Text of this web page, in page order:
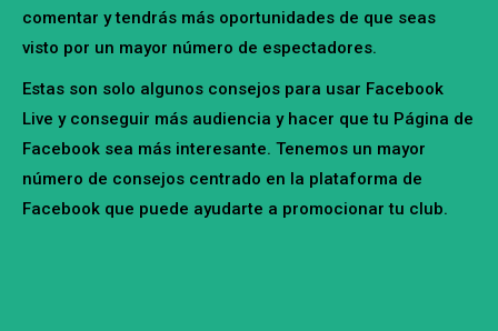
comentar y tendrás más oportunidades de que seas
visto por un mayor número de espectadores.
Estas son solo algunos consejos para usar Facebook
Live y conseguir más audiencia y hacer que tu Página de
Facebook sea más interesante. Tenemos un mayor
número de consejos centrado en la plataforma de
Facebook que puede ayudarte a promocionar tu club.